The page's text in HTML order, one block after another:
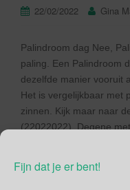
Fijn dat je er bent!
22/02/2022 Gina
Palindroom dag Nee,
paling. Een Palindroom
dezelfde manier vooruit
Het is vergelijkbaar met
zinnen. Kijk maar naar
(22022022). Degene